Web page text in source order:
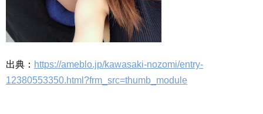
出典： https://ameblo.jp/kawasaki-nozomi/entry-
12380553350.html?frm_src=thumb_module